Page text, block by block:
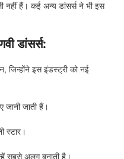
नहीं हैं। कई अन्य डांसर्स ने भी इस
डांसर्स:
जिन्होंने इस इंडस्ट्री को नई
जानी जाती हैं।
स्टार।
सबसे अलग बनाती है।